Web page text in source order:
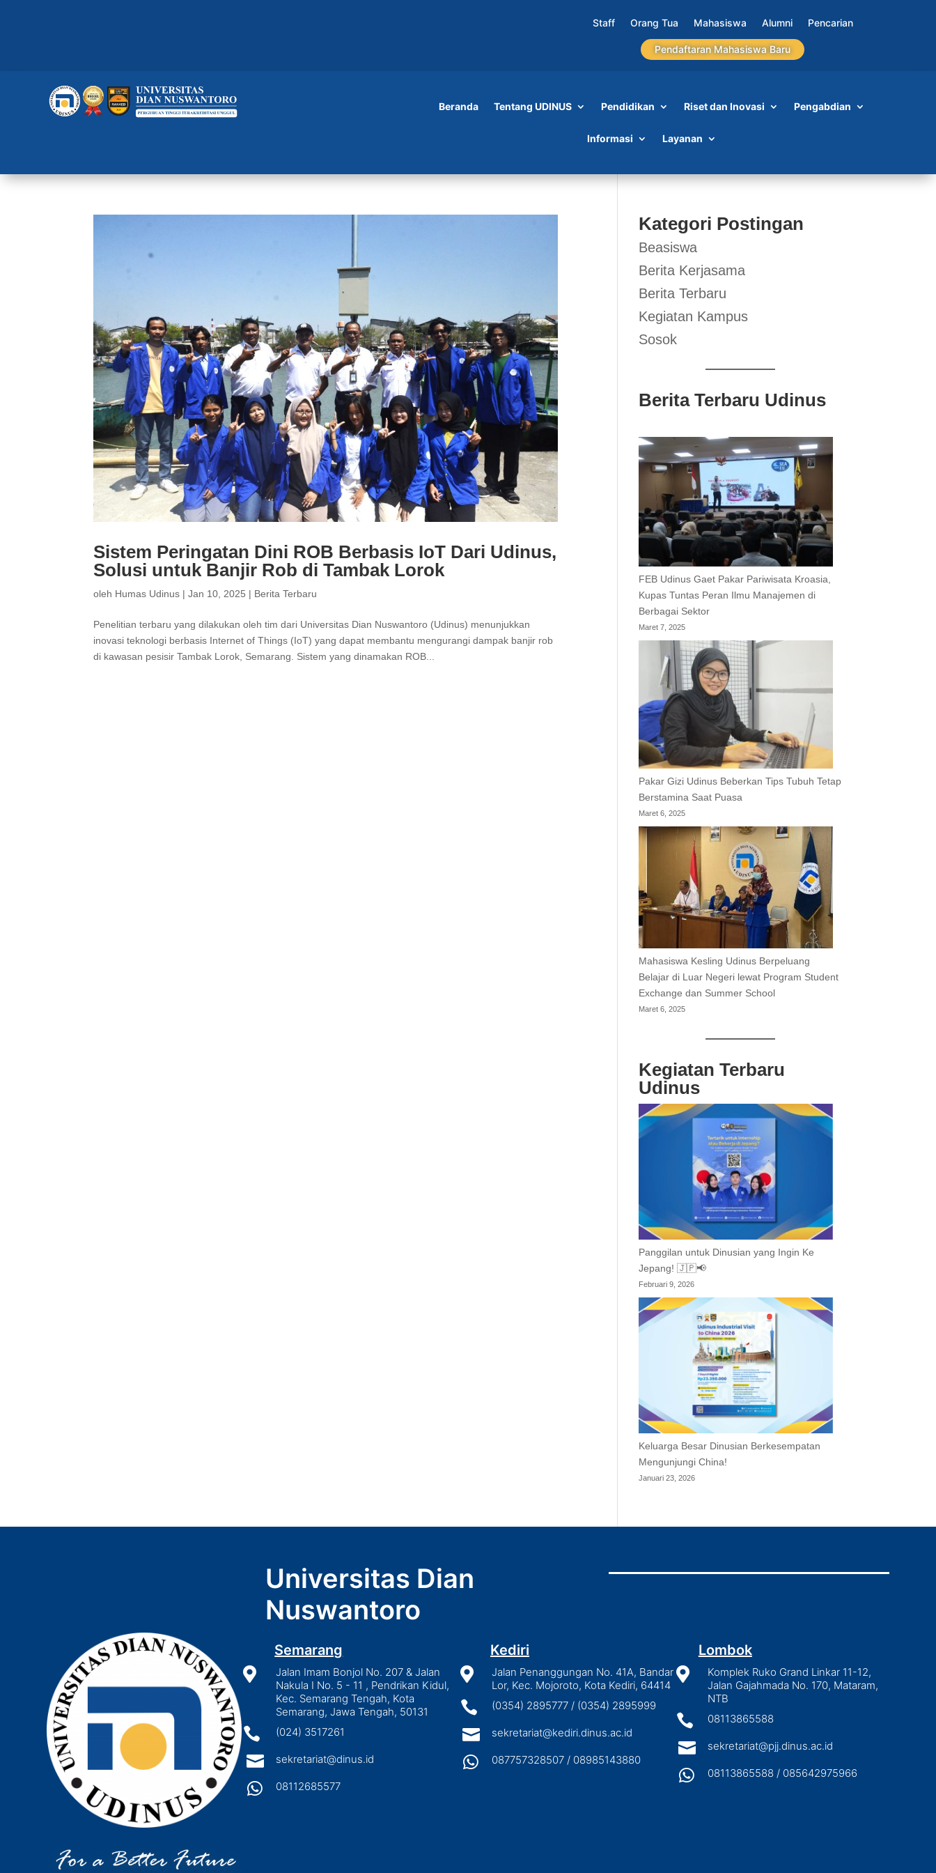
Staff Orang Tua Mahasiswa Alumni Pencarian
Pendaftaran Mahasiswa Baru
Beranda Tentang UDINUS Pendidikan Riset dan Inovasi Pengabdian
Informasi Layanan
Sistem Peringatan Dini ROB Berbasis IoT Dari Udinus,
Solusi untuk Banjir Rob di Tambak Lorok
oleh Humas Udinus |Jan 10, 2025 | Berita Terbaru
Penelitian terbaru yang dilakukan oleh tim dari Universitas Dian Nuswantoro (Udinus) menunjukkan
inovasi teknologi berbasis Internet of Things (IoT) yang dapat membantu mengurangi dampak banjir rob
di kawasan pesisir Tambak Lorok, Semarang. Sistem yang dinamakan ROB...
Kategori Postingan
Beasiswa
Berita Kerjasama
Berita Terbaru
Kegiatan Kampus
Sosok
Berita Terbaru Udinus
FEB Udinus Gaet Pakar Pariwisata Kroasia,
Kupas Tuntas Peran Ilmu Manajemen di
Berbagai Sektor
Maret 7, 2025
Pakar Gizi Udinus Beberkan Tips Tubuh Tetap
Berstamina Saat Puasa
Maret 6, 2025
Mahasiswa Kesling Udinus Berpeluang
Belajar di Luar Negeri lewat Program Student
Exchange dan Summer School
Maret 6, 2025
Kegiatan Terbaru
Udinus
Panggilan untuk Dinusian yang Ingin Ke
Jepang! 🇯🇵📢
Februari 9, 2026
Keluarga Besar Dinusian Berkesempatan
Mengunjungi China!
Januari 23, 2026
Universitas Dian
Nuswantoro
Semarang

Jalan Imam Bonjol No. 207 & Jalan
Nakula I No. 5 - 11 , Pendrikan Kidul,
Kec. Semarang Tengah, Kota
Semarang, Jawa Tengah, 50131
 (024) 3517261
 sekretariat@dinus.id
 08112685577
Kediri

Jalan Penanggungan No. 41A, Bandar
Lor, Kec. Mojoroto, Kota Kediri, 64414
 (0354) 2895777 / (0354) 2895999
 sekretariat@kediri.dinus.ac.id
 087757328507 / 08985143880
Lombok

Komplek Ruko Grand Linkar 11-12,
Jalan Gajahmada No. 170, Mataram,
NTB
 08113865588
 sekretariat@pjj.dinus.ac.id
 08113865588 / 085642975966